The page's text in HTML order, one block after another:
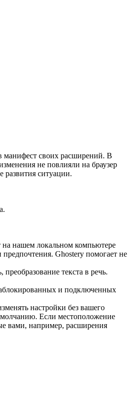
манифест своих расширений. В
не повлияли на браузер
развития ситуации.
на нашем локальном компьютере
Ghostery помогает не
текста в речь.
и подключенных
настройки без вашего
Если местоположение
вами, например, расширения